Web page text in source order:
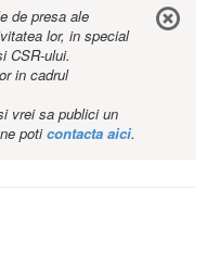
de presa ale
lor, in special
CSR-ului.
in cadrul
vrei sa publici un
poticontacta aici.